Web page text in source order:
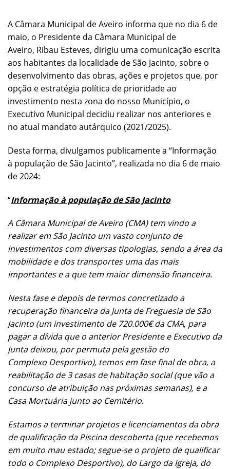
A Câmara Municipal de Aveiro informa que no dia 6 de
maio, o Presidente da Câmara Municipal de
Aveiro, Ribau Esteves, dirigiu uma comunicação escrita
aos habitantes da localidade de São Jacinto, sobre o
desenvolvimento das obras, ações e projetos que, por
opção e estratégia política de prioridade ao
investimento nesta zona do nosso Município, o
Executivo Municipal decidiu realizar nos anteriores e
no atual mandato autárquico (2021/2025).
Desta forma, divulgamos publicamente a “Informação
à população de São Jacinto”, realizada no dia 6 de maio
de 2024:
“Informação à população de São Jacinto
A Câmara Municipal de Aveiro (CMA) tem vindo a
realizar em São Jacinto um vasto conjunto de
investimentos com diversas tipologias, sendo a área da
mobilidade e dos transportes uma das mais
importantes e a que tem maior dimensão financeira.
Nesta fase e depois de termos concretizado a
recuperação financeira da Junta de Freguesia de São
Jacinto (um investimento de 720.000€ da CMA, para
pagar a dívida que o anterior Presidente e Executivo da
Junta deixou, por permuta pela gestão do
Complexo Desportivo), temos em fase final de obra, a
reabilitação de 3 casas de habitação social (que vão a
concurso de atribuição nas próximas semanas), e a
Casa Mortuária junto ao Cemitério.
Estamos a terminar projetos e licenciamentos da obra
de qualificação da Piscina descoberta (que recebemos
em muito mau estado; segue-se o projeto de qualificar
todo o Complexo Desportivo), do Largo da Igreja, do